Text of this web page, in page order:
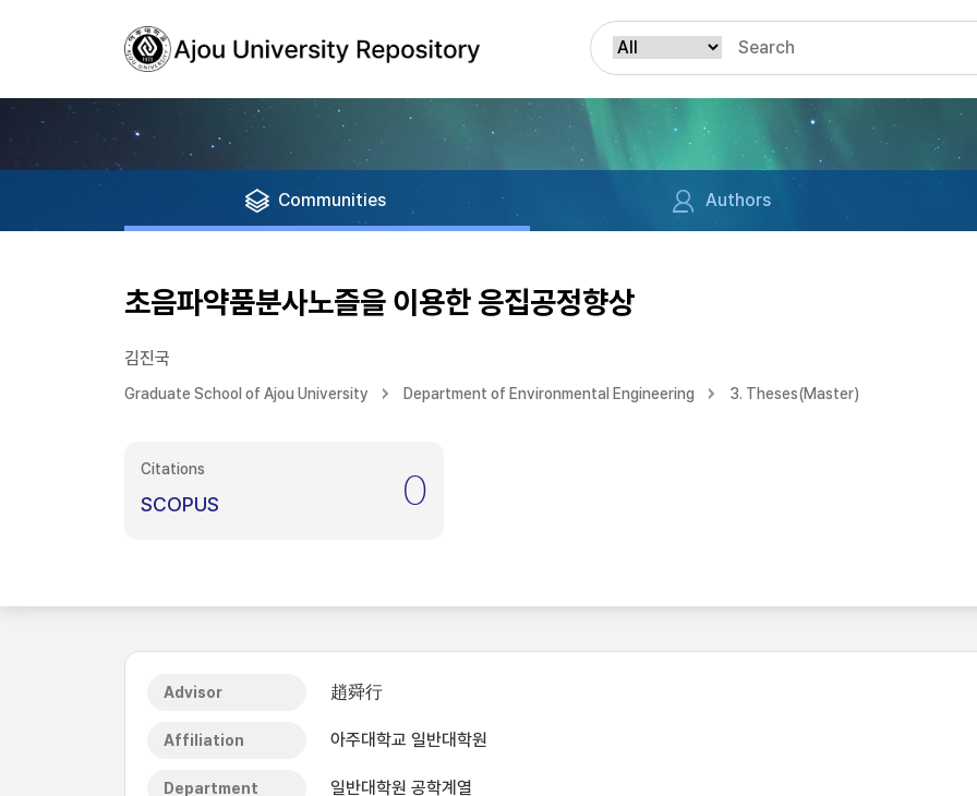
Communities Authors
초음파약품분사노즐을 이용한 응집공정향상
김진국
Graduate School of Ajou University Department of Environmental Engineering 3. Theses(Master)
Citations
SCOPUS 0
Advisor 趙舜行
Affiliation 아주대학교 일반대학원
Department 일반대학원 공학계열